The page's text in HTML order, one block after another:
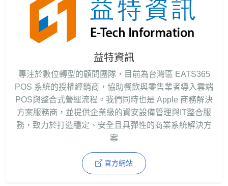
益特資訊
專注於數位轉型的顧問團隊，目前為台灣區 EATS365
POS 系統的授權經銷商，協助餐飲與零售業者導入雲端
POS與整合式營運流程。我們同時也是 Apple 商務解決
方案服務商，並提供企業級的資安設備管理與IT整合服
務，致力於打造穩定、安全且具彈性的商業系統解決方
案
官方網站